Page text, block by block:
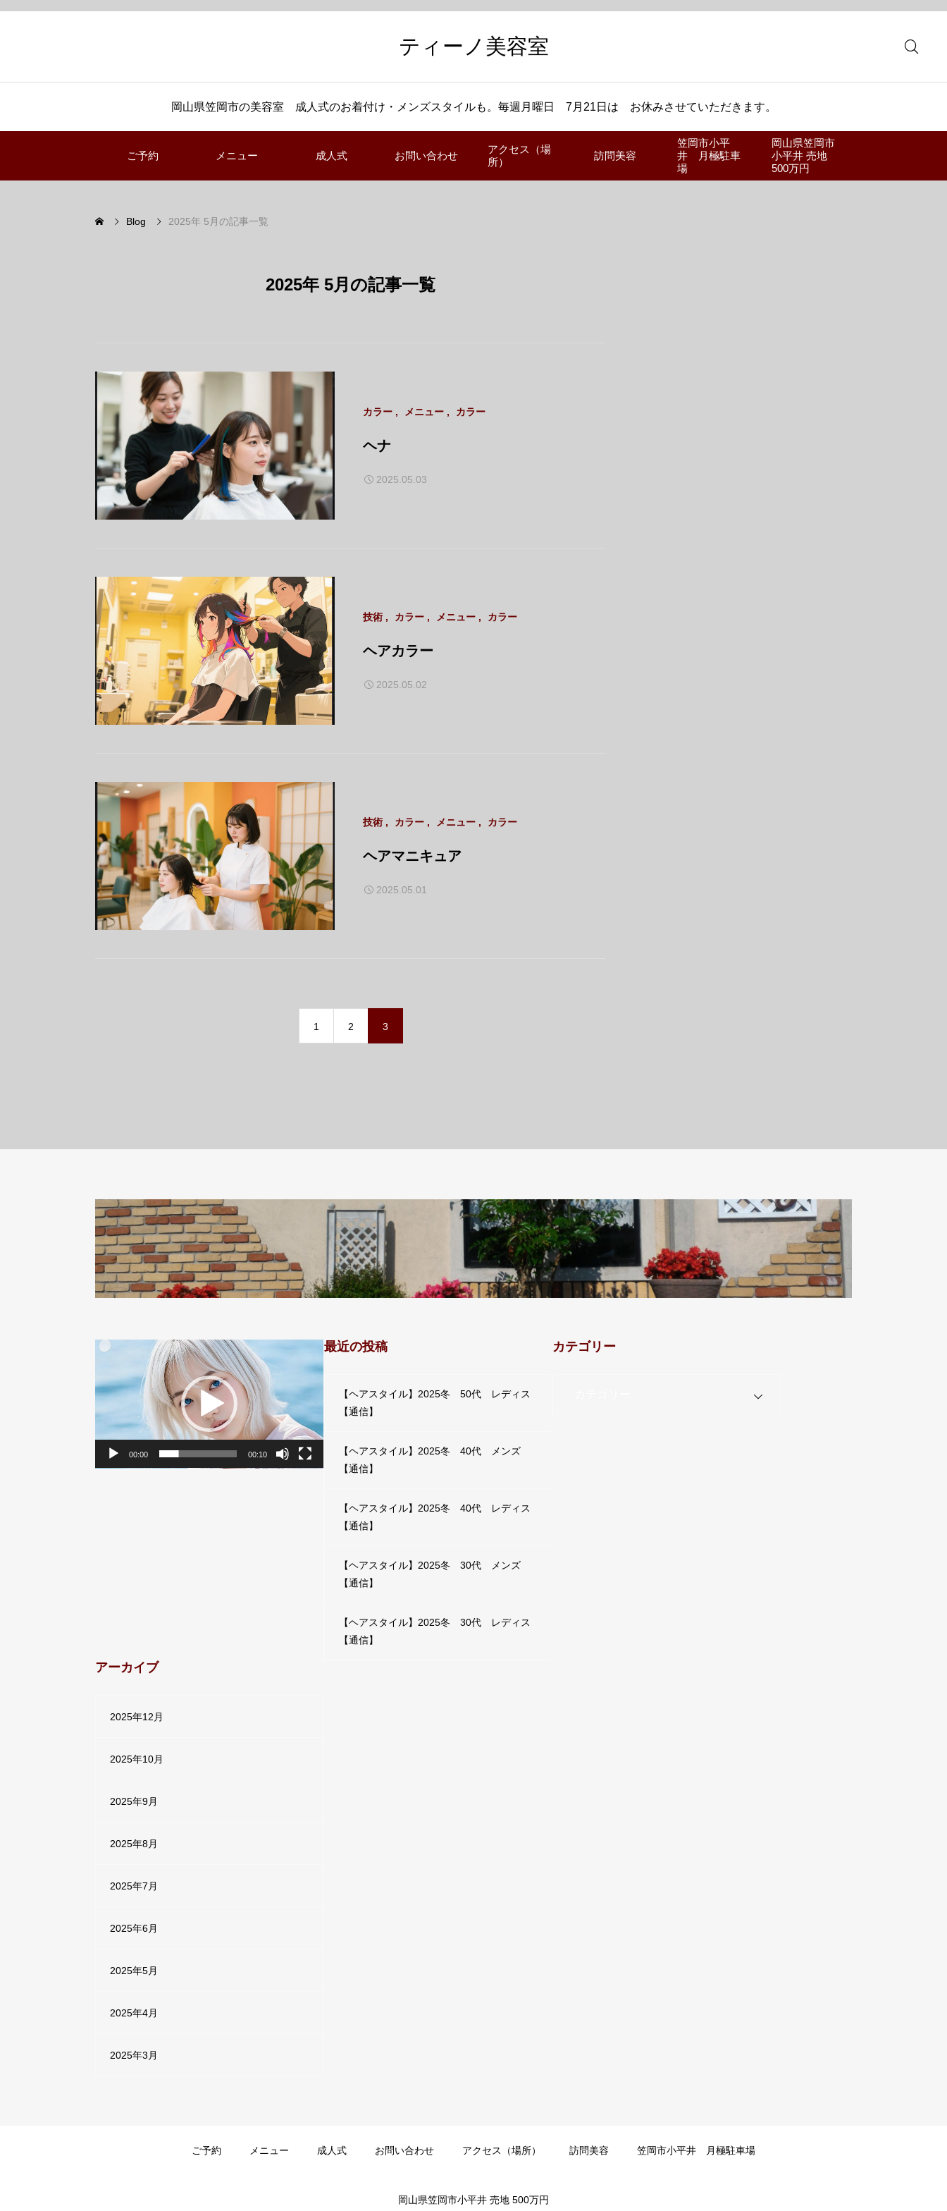
ティーノ美容室
岡山県笠岡市の美容室 成人式のお着付け・メンズスタイルも。毎週月曜日 7月21日は お休みさせていただきます。
ご予約 メニュー 成人式 お問い合わせ
アクセス（場
所）
訪問美容
笠岡市小平
井 月極駐車
場
岡山県笠岡市
小平井 売地
500万円
Blog 2025年 5月の記事一覧
2025年 5月の記事一覧
カラー メニュー カラー
ヘナ
2025.05.03
技術 カラー メニュー カラー
ヘアカラー
2025.05.02
技術 カラー メニュー カラー
ヘアマニキュア
2025.05.01
1 2 3
動
画
ー
ヤ
ー
00:00 00:10
最近の投稿
【ヘアスタイル】2025冬 50代 レディス
【通信】
【ヘアスタイル】2025冬 40代 メンズ
【通信】
【ヘアスタイル】2025冬 40代 レディス
【通信】
【ヘアスタイル】2025冬 30代 メンズ
【通信】
【ヘアスタイル】2025冬 30代 レディス
【通信】
カテゴリー
アーカイブ
2025年12月
2025年10月
2025年9月
2025年8月
2025年7月
2025年6月
2025年5月
2025年4月
2025年3月
ご予約 メニュー 成人式 お問い合わせ アクセス（場所） 訪問美容 笠岡市小平井 月極駐車場
岡山県笠岡市小平井 売地 500万円